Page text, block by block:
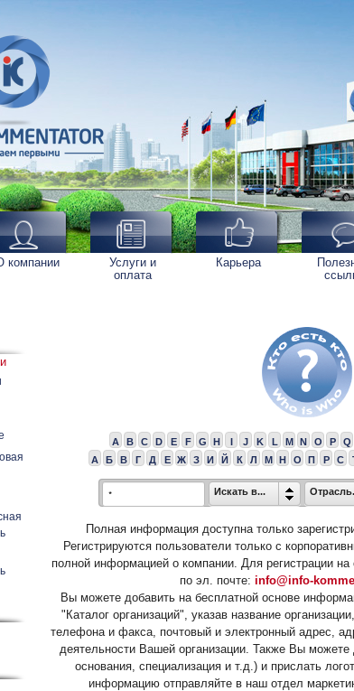
компании
Услуги и
оплата
Карьера
A B C D E F G H I J K L M N O P Q
А
Б В Г Д Е Ж З И Й К Л М Н О П Р С
Искать в...
Полная информация доступна только
Регистрируются пользователи только с
полной информацией о компании. Для регистрации
по эл. почте: info@info-
Вы можете добавить на бесплатной основе
"Каталог организаций", указав название
телефона и факса, почтовый и электронный адрес,
деятельности Вашей организации. Также Вы можете
основания, специализация и т.д.) и прислать
информацию отправляйте в наш отдел